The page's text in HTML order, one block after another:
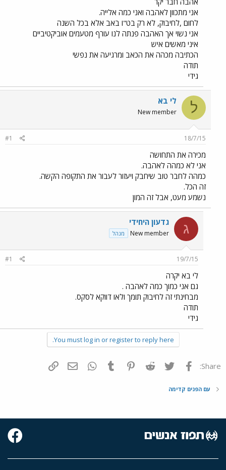
אני מתכוון לאהבה ואני כמה אלייה.
לחום ,לחיבוק, לא רק בט"ו באב אלא בכל השנה
אני נשוי אך האהבה פנתה לנו עורף מטעמים אוביקטיביים
איני מאשים איש
הכתיבה מכהה את הכאב ומרגיעה את נפשי
תודה
גידי
ל לי בא
New member
18/7/15
#1
מכירה את התחושה
אני לא כמהה לאהבה.
כמהה לחבר טוב שיחבק ויעזור לעבור את התקופה הקשה.
זה הכל.
נשמע מעט, אבל זה המון
ג גדעון היחידי
New member מנהל
19/7/15
#1
לי בא יקרה
גם אני כמוך כמה לאהבה .
מבחינתי זה לחיבוק תומך ולאו דווקא לסקס.
תודה
גידי
You must log in or register to reply here.
Share: פייסבוק Twitter
Reddit
Pinterest
Tumblr
WhatsAppדואר אלקטרוני
עם הפנים קדימה